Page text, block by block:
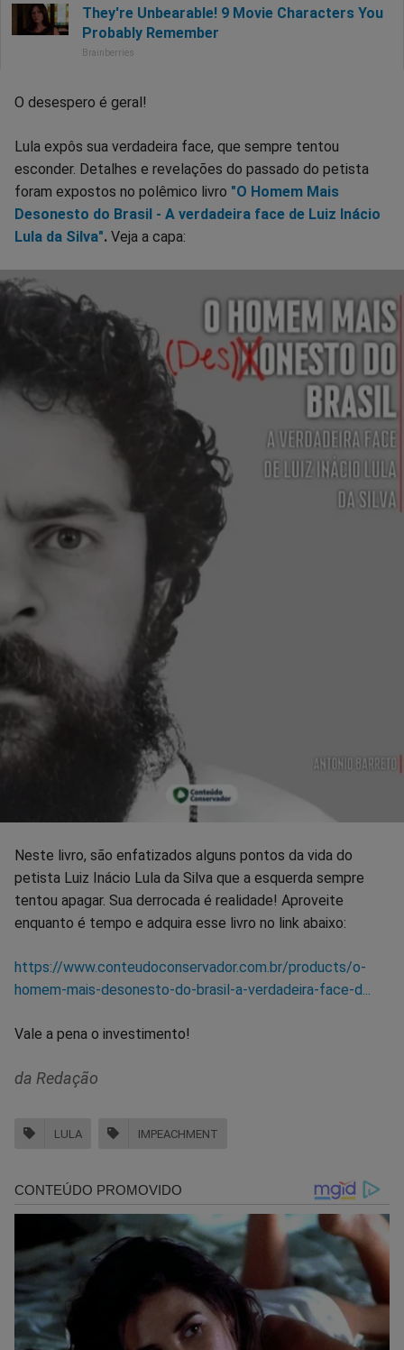
O desespero é geral!
Lula expôs sua verdadeira face, que sempre tentou
esconder. Detalhes e revelações do passado do petista
foram expostos no polêmico livro "O Homem Mais
Desonesto do Brasil - A verdadeira face de Luiz Inácio
Lula da Silva". Veja a capa:
Neste livro, são enfatizados alguns pontos da vida do
petista Luiz Inácio Lula da Silva que a esquerda sempre
tentou apagar. Sua derrocada é realidade! Aproveite
enquanto é tempo e adquira esse livro no link abaixo:
https://www.conteudoconservador.com.br/products/o-
homem-mais-desonesto-do-brasil-a-verdadeira-face-d...
Vale a pena o investimento!
da Redação
LULA IMPEACHMENT